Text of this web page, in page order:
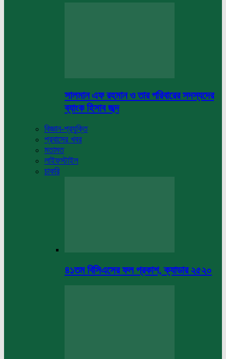
সালমান এফ রহমান ও তার পরিবারের সদস্যদের
ব্যাংক হিসাব জব্দ
বিজ্ঞান-প্রযুক্তি
প্রবাসের খবর
মতামত
লাইফস্টাইল
চাকরি
৪১তম বিসিএসের ফল প্রকাশ, ক্যাডার ২৫২০